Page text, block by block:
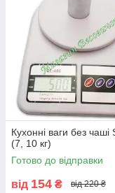
Кухонні ваги без чаші
(7, 10 кг)
Готово до відправки
від 154 ₴ від 220 ₴